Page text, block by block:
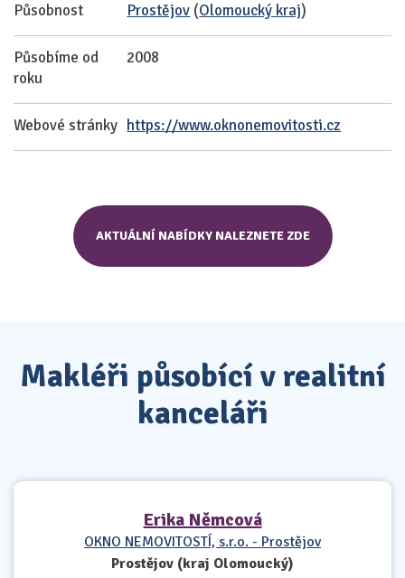
Působnost Prostějov (Olomoucký kraj)
Působíme od
roku
2008
Webové stránky https://www.oknonemovitosti.cz
AKTUÁLNÍ NABÍDKY NALEZNETE ZDE
Makléři působící v realitní
kanceláři
Erika Němcová
OKNO NEMOVITOSTÍ, s.r.o. - Prostějov
Prostějov (kraj Olomoucký)